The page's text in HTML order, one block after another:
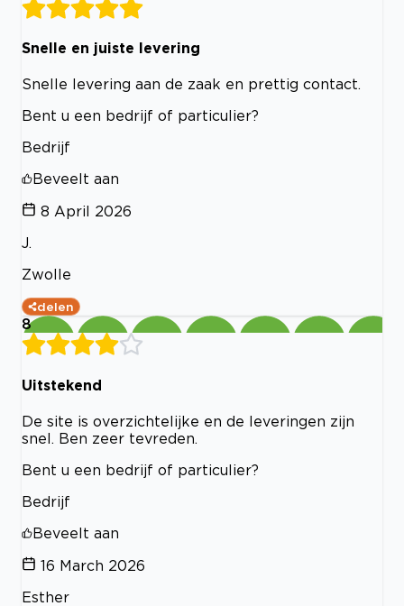
Snelle en juiste levering
Snelle levering aan de zaak en prettig contact.
Bent u een bedrijf of particulier?
Bedrijf
Beveelt aan
8 April 2026
J.
Zwolle
delen
8
Uitstekend
De site is overzichtelijke en de leveringen zijn
snel. Ben zeer tevreden.
Bent u een bedrijf of particulier?
Bedrijf
Beveelt aan
16 March 2026
Esther